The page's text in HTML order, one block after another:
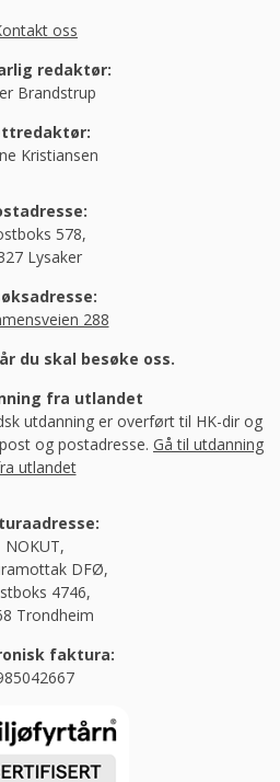
oss
redaktør:
Brandstrup
Kristiansen
578,
Lysaker
288
du skal besøke oss.
fra utlandet
utdanning er overført til HK-dir og
og postadresse. Gå til utdanning
utlandet
NOKUT,
DFØ,
4746,
Trondheim
faktura: